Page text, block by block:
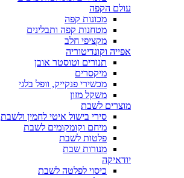
עולם הקפה
מכונות קפה
מטחנות קפה ותבלינים
מקציפי חלב
אפייה וקונדיטוריה
תנורים וטוסטר אובן
מיקסרים
מכשירי פנקייק, וופל בלגי
משקל מזון
מוצרים לשבת
סירי בישול איטי לחמין ולשבת
מיחם וקומקומים לשבת
פלטות לשבת
מנורות שבת
יודאיקה
כיסוי לפלטה לשבת